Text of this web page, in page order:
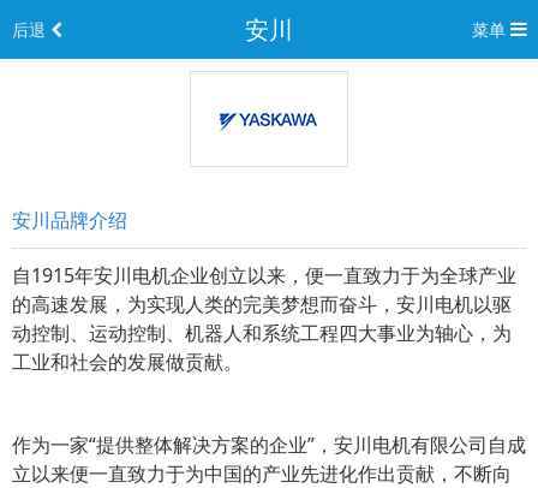
后退 安川 菜单
安川品牌介绍
自1915年安川电机企业创立以来，便一直致力于为全球产业
的高速发展，为实现人类的完美梦想而奋斗，安川电机以驱
动控制、运动控制、机器人和系统工程四大事业为轴心，为
工业和社会的发展做贡献。
作为一家“提供整体解决方案的企业”，安川电机有限公司自成
立以来便一直致力于为中国的产业先进化作出贡献，不断向